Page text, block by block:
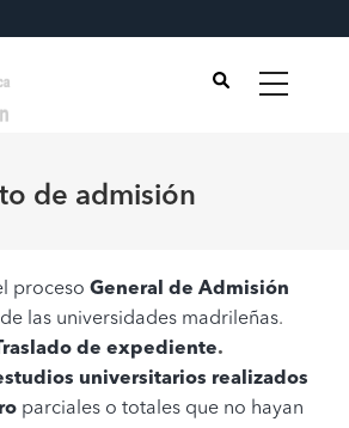
de admisión
proceso General de Admisión
de las universidades madrileñas.
de expediente.
universitarios realizados
parciales o totales que no hayan